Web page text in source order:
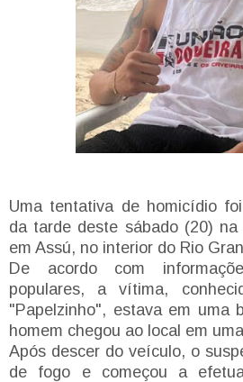
Uma tentativa de homicídio
da tarde deste sábado (20)
em Assú, no interior do Rio
De acordo com
populares, a vítima,
"Papelzinho", estava em uma
homem chegou ao local em
Após descer do veículo, o
de fogo e começou a